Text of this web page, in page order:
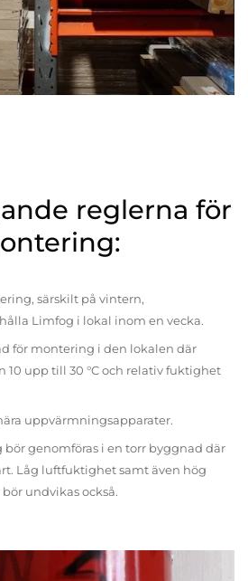
reglerna för
särskilt på vintern,
Limfog i lokal inom en vecka.
för montering i den lokalen där
10 upp till 30 °C och relativ fuktighet
uppvärmningsapparater.
genomföras i en torr byggnad där
Låg luftfuktighet samt även hög
undvikas också.